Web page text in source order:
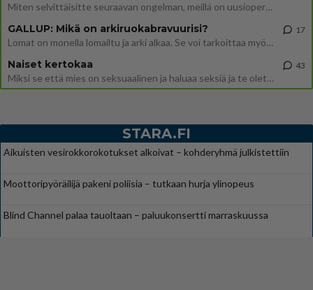
Miten selvittäisitte seuraavan ongelman, meillä on uusioperhe, minulla teini-ikäiset lapset ja puolisolla aikuiset, jotk
GALLUP: Mikä on arkiruokabravuurisi?
Lomat on monella lomailtu ja arki alkaa. Se voi tarkoittaa myös sitä, että grillailut on grillattu ja palataan arjen ruo
17
Naiset kertokaa
Miksi se että mies on seksuaalinen ja haluaa seksiä ja te olette hänen mielestänne haluttava on vastenmielistä? Mikä sii
43
STARA.FI
Aikuisten vesirokkorokotukset alkoivat – kohderyhmä julkistettiin
Moottoripyöräilijä pakeni poliisia – tutkaan hurja ylinopeus
Blind Channel palaa tauoltaan – paluukonsertti marraskuussa